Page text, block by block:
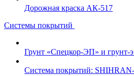
Дорожная краска АК-517
Системы покрытий
Грунт «Спецкор-ЭП» и грунт-
Система покрытий: